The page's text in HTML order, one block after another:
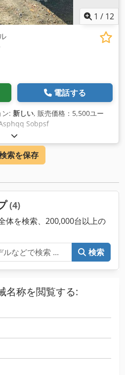
1 / 12
電話する
ン: 新しい, 販売価格：5,500ユー
Sobpsf
索を保存
(4)
体を検索、200,000台以上の
検索
名称を閲覧する: